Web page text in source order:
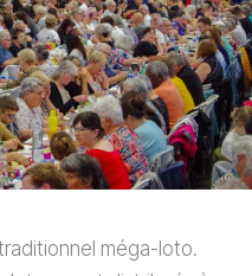
méga-loto.